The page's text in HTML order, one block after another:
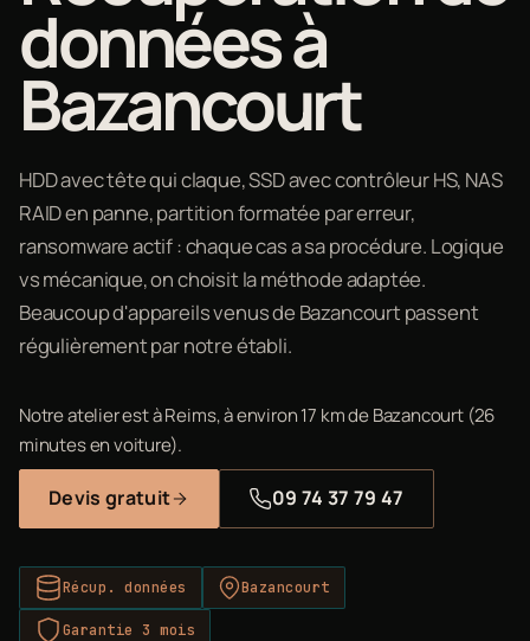
données à
Bazancourt
HDD avec tête qui claque, SSD avec contrôleur HS, NAS
RAID en panne, partition formatée par erreur,
ransomware actif : chaque cas a sa procédure. Logique
vs mécanique, on choisit la méthode adaptée.
Beaucoup d'appareils venus de Bazancourt passent
régulièrement par notre établi.
Notre atelier est à Reims, à environ 17 km de Bazancourt (26
minutes en voiture).
Devis gratuit 09 74 37 79 47
Récup. données Bazancourt
Garantie 3 mois